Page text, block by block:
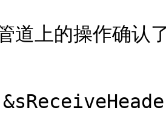
上的操作确认